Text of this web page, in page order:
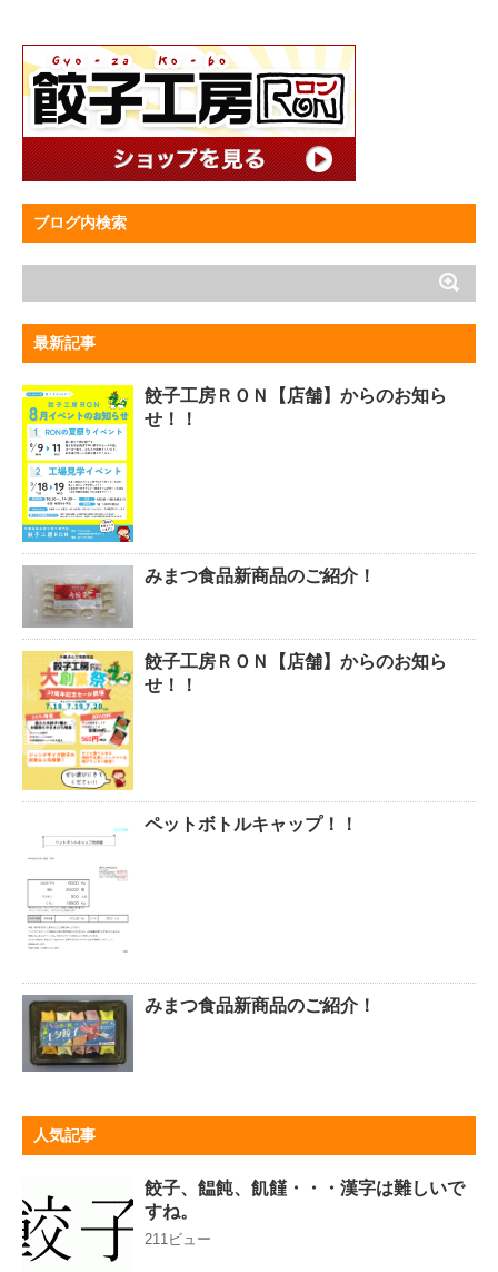
ブログ内検索
最新記事
餃子工房ＲＯＮ【店舗】からのお知ら
せ！！
みまつ食品新商品のご紹介！
餃子工房ＲＯＮ【店舗】からのお知ら
せ！！
ペットボトルキャップ！！
みまつ食品新商品のご紹介！
人気記事
餃子、饂飩、飢饉・・・漢字は難しいで
すね。
211ビュー